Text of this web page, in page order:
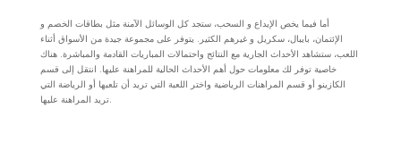
أما فيما يخص الإيداع و السحب، ستجد كل الوسائل الآمنة مثل بطاقات الخصم و
الإئتمان، بايبال، سكريل و غيرهم الكثير. يتوفر على مجموعة جيدة من الأسواق أثناء
اللعب، ستشاهد الأحداث الجارية مع النتائج واحتمالات المباريات القادمة والمباشرة. هناك
خاصية توفر لك معلومات حول أهم الأحداث الحالية للمراهنة عليها. انتقل إلى قسم
الكازينو أو قسم المراهنات الرياضية واختر اللعبة التي تريد أن تلعبها أو الرياضة التي
تريد المراهنة عليها.